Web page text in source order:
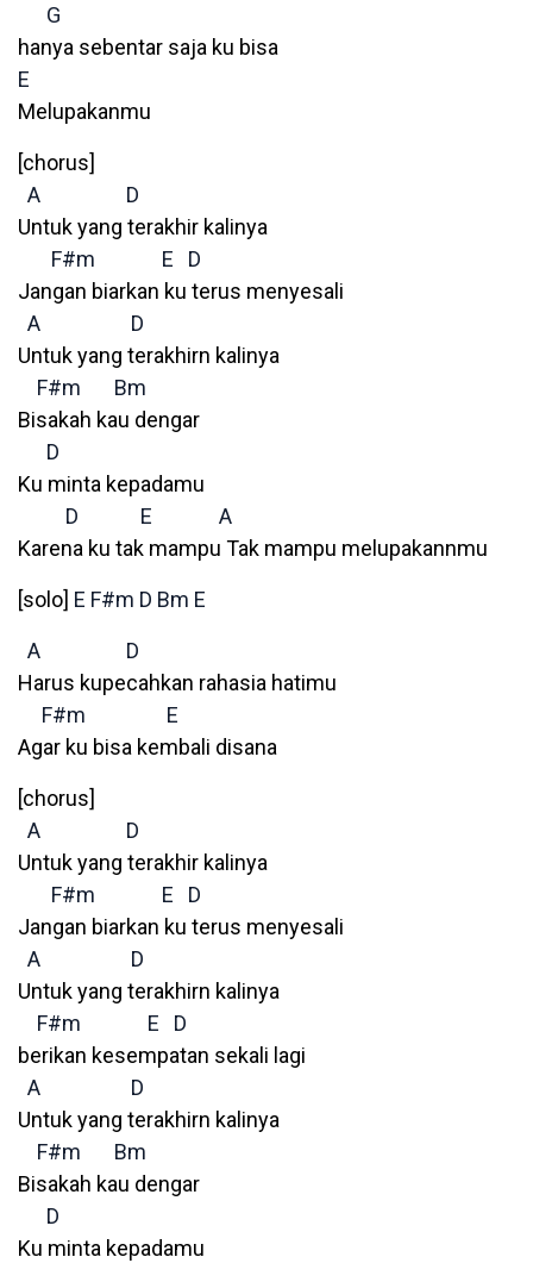
G
hanya sebentar saja ku bisa
E
Melupakanmu
[chorus]
A
D
Untuk yang terakhir kalinya
F#m
E
D
Jangan biarkan ku terus menyesali
A
D
Untuk yang terakhirn kalinya
F#m
Bm
Bisakah kau dengar
D
Ku minta kepadamu
D
E
A
Karena ku tak mampu Tak mampu melupakannmu
[solo] E F#m D Bm E
A
D
Harus kupecahkan rahasia hatimu
F#m
E
Agar ku bisa kembali disana
[chorus]
A
D
Untuk yang terakhir kalinya
F#m
E
D
Jangan biarkan ku terus menyesali
A
D
Untuk yang terakhirn kalinya
F#m
E
D
berikan kesempatan sekali lagi
A
D
Untuk yang terakhirn kalinya
F#m
Bm
Bisakah kau dengar
D
Ku minta kepadamu